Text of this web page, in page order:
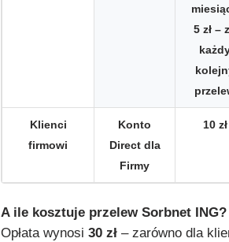
5 zł –
Klienci
firmowi
Konto
Direct dla
Firmy
10 zł
A ile kosztuje przelew Sorbnet ING?
Opłata wynosi 30 zł – zarówno dla